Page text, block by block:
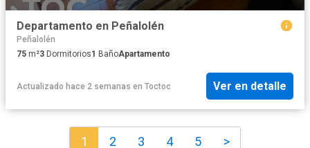
Departamento en Peñalolén
Peñalolén
75 m²3 Dormitorios1 BañoApartamento
Actualizado hace 2 semanas en Toctoc Ver en detalle
1 2 3 4 5 >